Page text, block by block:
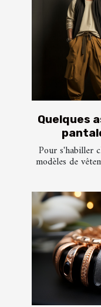
Quelques
Pour s'habiller
modèles de